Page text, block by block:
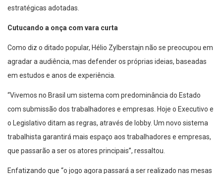
estratégicas adotadas.
Cutucando a onça com vara curta
Como diz o ditado popular, Hélio Zylberstajn não se preocupou em
agradar a audiência, mas defender os próprias ideias, baseadas
em estudos e anos de experiência.
“Vivemos no Brasil um sistema com predominância do Estado
com submissão dos trabalhadores e empresas. Hoje o Executivo e
o Legislativo ditam as regras, através de lobby. Um novo sistema
trabalhista garantirá mais espaço aos trabalhadores e empresas,
que passarão a ser os atores principais”, ressaltou.
Enfatizando que “o jogo agora passará a ser realizado nas mesas